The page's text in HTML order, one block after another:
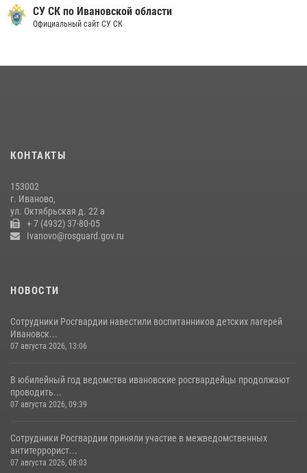
15 июля 2026, 13:03
В Иванове росгвардейцы обеспечили безопасность граждан во
«Россия»
20 июля 2026, 09:12 3
СУ СК по Ивановской области
Официальный сайт СУ СК
КОНТАКТЫ
153002
г. Иваново,
ул. Октябрьская д. 22 а
+ 7 (4932) 37-80-05
Ivanovo@rosguard.gov.ru
НОВОСТИ
Сотрудники Росгвардии навестили воспитанников детских лагерей
Ивановск...
07 августа 2026, 13:06
В юбилейный год ведомства ивановские росгвардейцы продолжают
проводить...
07 августа 2026, 09:39
Сотрудники Росгвардии приняли участие в межведомственных
антитеррорист...
07 августа 2026, 08:03